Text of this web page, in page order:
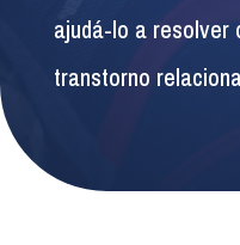
ajudá-lo a resolver
transtorno